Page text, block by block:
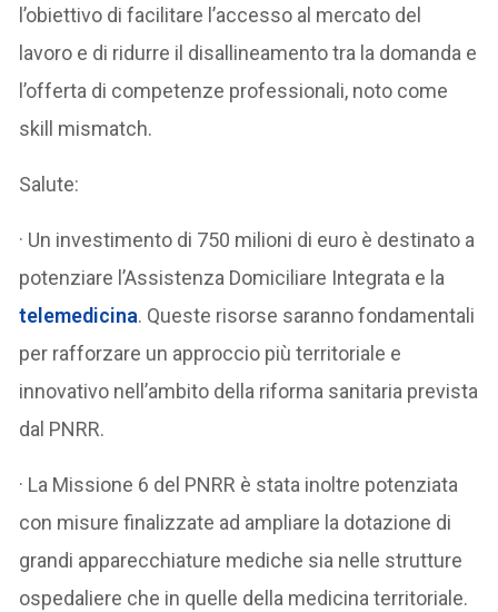
l’obiettivo di facilitare l’accesso al mercato del
lavoro e di ridurre il disallineamento tra la domanda e
l’offerta di competenze professionali, noto come
skill mismatch.
Salute:
· Un investimento di 750 milioni di euro è destinato a
potenziare l’Assistenza Domiciliare Integrata e la
telemedicina. Queste risorse saranno fondamentali
per rafforzare un approccio più territoriale e
innovativo nell’ambito della riforma sanitaria prevista
dal PNRR.
· La Missione 6 del PNRR è stata inoltre potenziata
con misure finalizzate ad ampliare la dotazione di
grandi apparecchiature mediche sia nelle strutture
ospedaliere che in quelle della medicina territoriale.